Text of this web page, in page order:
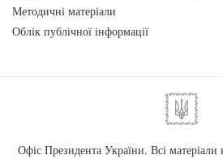
Методичні матеріали
Облік публічної інформації
Офіс Президента України. Всі матеріали